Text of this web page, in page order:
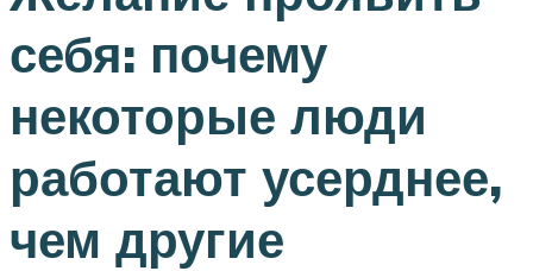
себя: почему
некоторые люди
работают усерднее,
чем другие